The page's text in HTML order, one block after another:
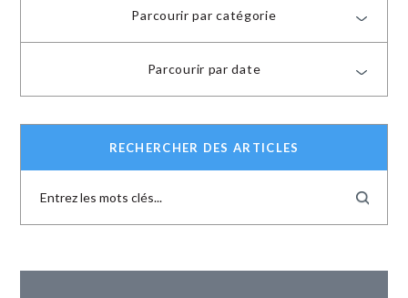
Parcourir par catégorie
Parcourir par date
RECHERCHER DES ARTICLES